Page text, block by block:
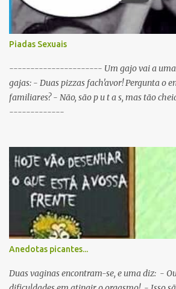
taças de champanhe na inauguração do
Porque as taças estavam todas nas Antas.
Sportinguista equilibrado? R: Baba-se pelos
Sportinguista e um porco? R: Presunto
Sporting vai passar a ser patrocinado pela BP
Piadas Sexuais
---------------------- Um gajo vai a uma
gajas: - Duas pizzas fach'avor! Pergunta o
familiares? - Não, são p u t a s, mas tão
-------------
Anedotas picantes...
Duas vaginas encontram-se, e uma diz: -